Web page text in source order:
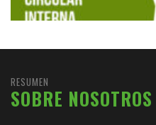
RESUMEN
SOBRE NOSOTROS